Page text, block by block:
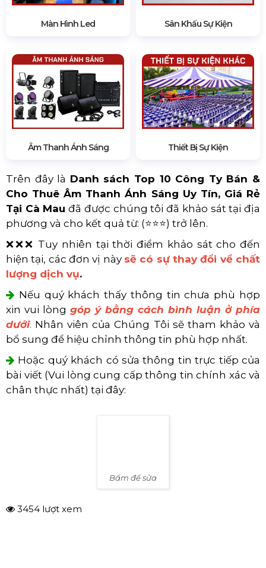
Màn Hình Led Sân Khấu Sự Kiện
Âm Thanh Ánh Sáng Thiết Bị Sự Kiện
Trên đây là Danh sách Top 10 Công Ty Bán &
Cho Thuê Âm Thanh Ánh Sáng Uy Tín, Giá Rẻ
Tại Cà Mau đã được chúng tôi đã khảo sát tại địa
phương và cho kết quả từ: (⭐⭐⭐) trở lên.
❌❌❌ Tuy nhiên tại thời điểm khảo sát cho đến
hiện tại, các đơn vị này sẽ có sự thay đổi về chất
lượng dịch vụ.
Nếu quý khách thấy thông tin chưa phù hợp
xin vui lòng góp ý bằng cách bình luận ở phía
dưới. Nhân viên của Chúng Tôi sẽ tham khảo và
bổ sung để hiệu chỉnh thông tin phù hợp nhất.
Hoặc quý khách có sửa thông tin trực tiếp của
bài viết (Vui lòng cung cấp thông tin chính xác và
chân thực nhất) tại đây:
3454 lượt xem